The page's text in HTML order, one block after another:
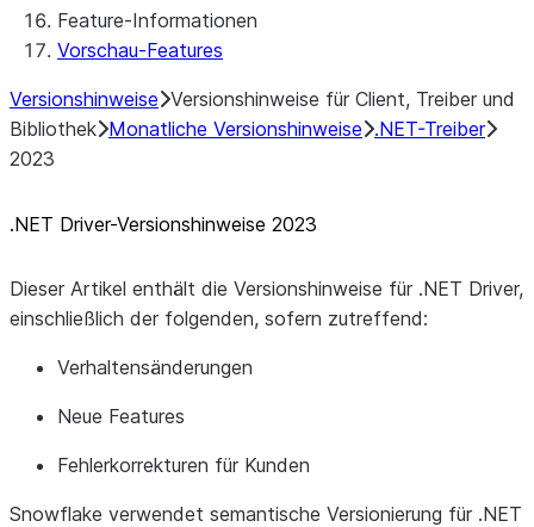
Natives SDK für Java Bibliothek-
Konnektoren
Konnektoren
Natives SDK für Java Template-
Konnektor
Feature-Informationen
Vorschau-Features
Versionshinweise Versionshinweise für Client, Treiber und
Bibliothek Monatliche Versionshinweise .NET-Treiber
2023
.NET Driver-Versionshinweise 2023
Dieser Artikel enthält die Versionshinweise für .NET Driver,
einschließlich der folgenden, sofern zutreffend:
Verhaltensänderungen
Neue Features
Fehlerkorrekturen für Kunden
Snowflake verwendet semantische Versionierung für .NET